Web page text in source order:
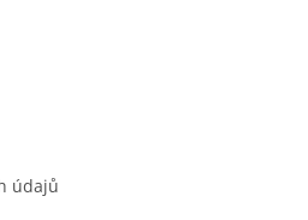
údajů